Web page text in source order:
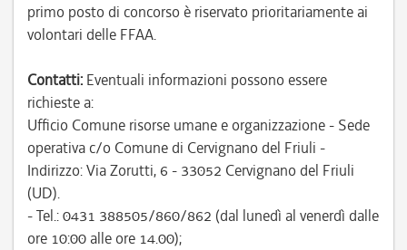
primo posto di concorso è riservato prioritariamente ai
volontari delle FFAA.
Contatti: Eventuali informazioni possono essere
richieste a:
Ufficio Comune risorse umane e organizzazione - Sede
operativa c/o Comune di Cervignano del Friuli -
Indirizzo: Via Zorutti, 6 - 33052 Cervignano del Friuli
(UD).
- Tel.: 0431 388505/860/862 (dal lunedì al venerdì dalle
ore 10:00 alle ore 14.00);